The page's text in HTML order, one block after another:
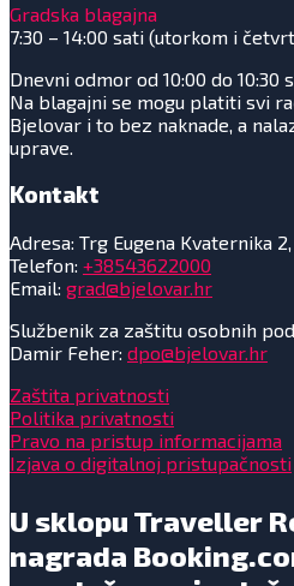
Gradska blagajna
7:30 – 14:00 sati (utorkom i
Dnevni odmor od 10:00 do 10:30
Na blagajni se mogu platiti svi
Bjelovar i to bez naknade, a
uprave.
Kontakt
Adresa: Trg Eugena Kvaternika
Telefon: +38543622000
Email: grad@bjelovar.hr
Službenik za zaštitu osobnih
Damir Feher: dpo@bjelovar.hr
Zaštita privatnosti
Politika privatnosti
Pravo na pristup informacijama
Izjava o digitalnoj pristupačnosti
U sklopu Traveller
nagrada